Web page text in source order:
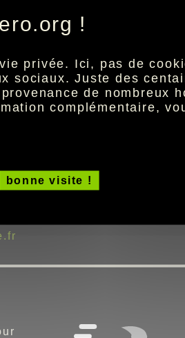
!
privée. Ici, pas de
sociaux. Juste des
de nombreux
complémentaire,
bonne visite !